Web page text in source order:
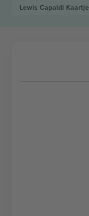
Lewis Capaldi